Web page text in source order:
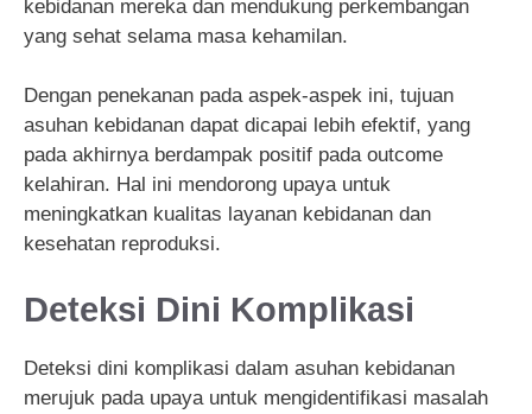
kebidanan mereka dan mendukung perkembangan
yang sehat selama masa kehamilan.
Dengan penekanan pada aspek-aspek ini, tujuan
asuhan kebidanan dapat dicapai lebih efektif, yang
pada akhirnya berdampak positif pada outcome
kelahiran. Hal ini mendorong upaya untuk
meningkatkan kualitas layanan kebidanan dan
kesehatan reproduksi.
Deteksi Dini Komplikasi
Deteksi dini komplikasi dalam asuhan kebidanan
merujuk pada upaya untuk mengidentifikasi masalah